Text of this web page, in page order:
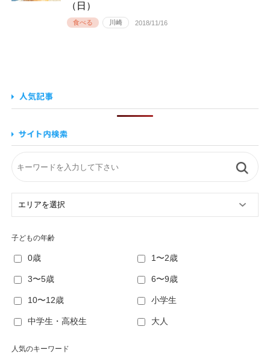
（日）
食べる 川崎 2018/11/16
子どもの年齢
0歳 1〜2歳
3〜5歳 6〜9歳
10〜12歳 小学生
中学生・高校生 大人
人気のキーワード